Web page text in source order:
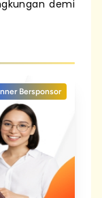
demi
Bersponsor